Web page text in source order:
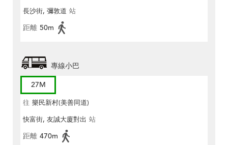
長沙街, 彌敦道 站
距離 50m
專線小巴
27M
往 樂民新村(美善同道)
快富街, 友誠大廈對出 站
距離 470m